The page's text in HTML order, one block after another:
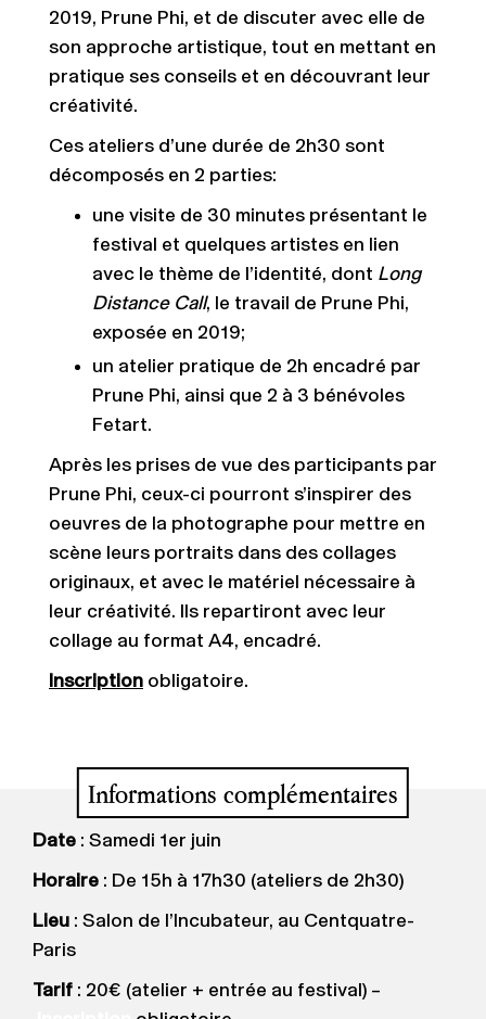
2019, Prune Phi, et de discuter avec elle de
son approche artistique, tout en mettant en
pratique ses conseils et en découvrant leur
créativité.
Ces ateliers d’une durée de 2h30 sont
décomposés en 2 parties:
une visite de 30 minutes présentant le
festival et quelques artistes en lien
avec le thème de l’identité, dont Long
Distance Call, le travail de Prune Phi,
exposée en 2019;
un atelier pratique de 2h encadré par
Prune Phi, ainsi que 2 à 3 bénévoles
Fetart.
Après les prises de vue des participants par
Prune Phi, ceux-ci pourront s’inspirer des
oeuvres de la photographe pour mettre en
scène leurs portraits dans des collages
originaux, et avec le matériel nécessaire à
leur créativité. Ils repartiront avec leur
collage au format A4, encadré.
Inscription obligatoire.
Informations complémentaires
Date : Samedi 1er juin
Horaire : De 15h à 17h30 (ateliers de 2h30)
Lieu : Salon de l’Incubateur, au Centquatre-
Paris
Tarif : 20€ (atelier + entrée au festival) –